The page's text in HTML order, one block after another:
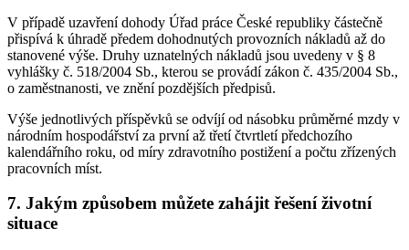
V případě uzavření dohody Úřad práce České republiky částečně
přispívá k úhradě předem dohodnutých provozních nákladů až do
stanovené výše. Druhy uznatelných nákladů jsou uvedeny v § 8
vyhlášky č. 518/2004 Sb., kterou se provádí zákon č. 435/2004 Sb.,
o zaměstnanosti, ve znění pozdějších předpisů.
Výše jednotlivých příspěvků se odvíjí od násobku průměrné mzdy v
národním hospodářství za první až třetí čtvrtletí předchozího
kalendářního roku, od míry zdravotního postižení a počtu zřízených
pracovních míst.
7. Jakým způsobem můžete zahájit řešení životní
situace